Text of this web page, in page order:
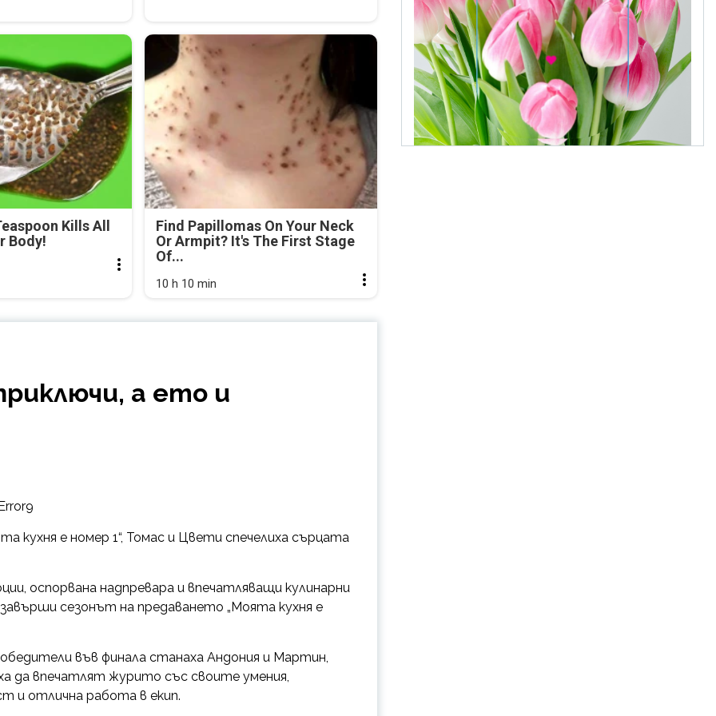
Kills All
Body!
Find Papillomas On Your Neck
Or Armpit? It's The First Stage
Of...
10 h 10 min
а ето и
кухня е номер 1“, Томас и Цвети спечелиха сърцата
оспорвана надпревара и впечатляващи кулинарни
завърши сезонът на предаването „Моята кухня е
във финала станаха Андония и Мартин,
да впечатлят журито със своите умения,
и отлична работа в екип.